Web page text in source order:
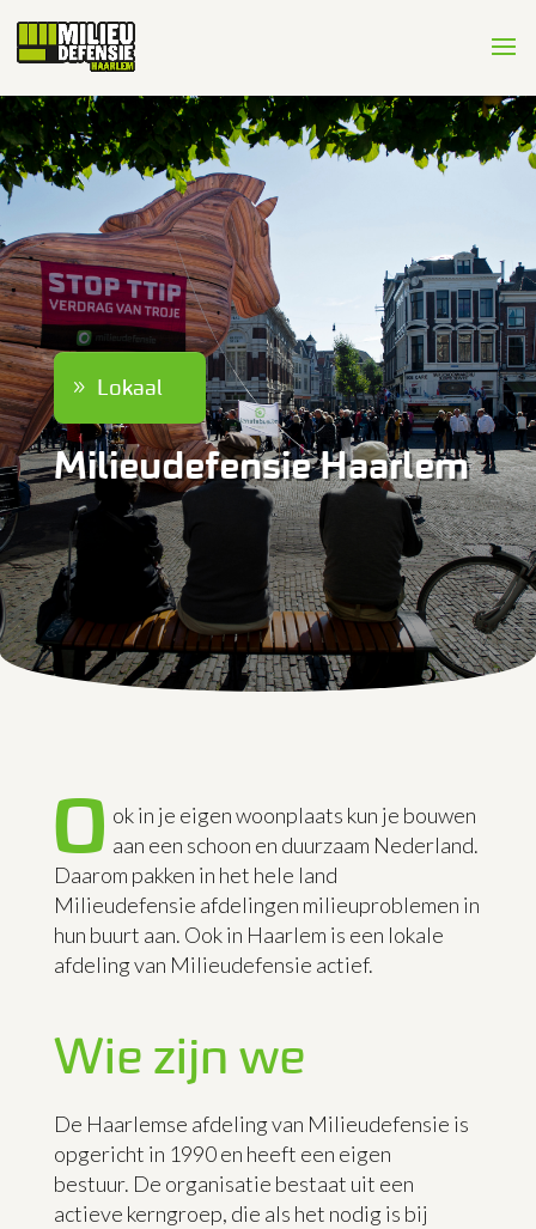
Lokaal
Milieudefensie Haarlem
O ok in je eigen woonplaats kun je bouwen
aan een schoon en duurzaam Nederland.
Daarom pakken in het hele land
Milieudefensie afdelingen milieuproblemen in
hun buurt aan. Ook in Haarlem is een lokale
afdeling van Milieudefensie actief.
Wie zijn we
De Haarlemse afdeling van Milieudefensie is
opgericht in 1990 en heeft een eigen
bestuur. De organisatie bestaat uit een
actieve kerngroep, die als het nodig is bij